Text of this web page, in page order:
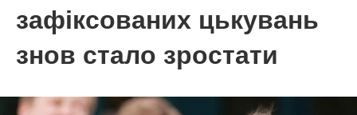
зафіксованих цькувань
знов стало зростати